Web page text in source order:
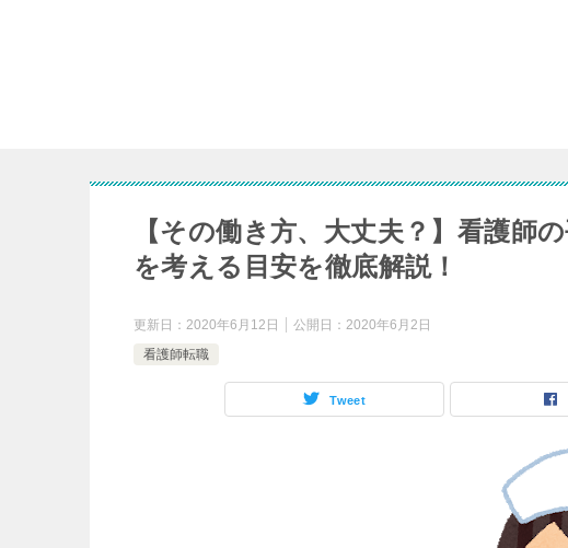
【その働き方、大丈夫？】看護師
を考える目安を徹底解説！
更新日： 2020年6月12日 公開日： 2020年6月2日
看護師転職
Tweet